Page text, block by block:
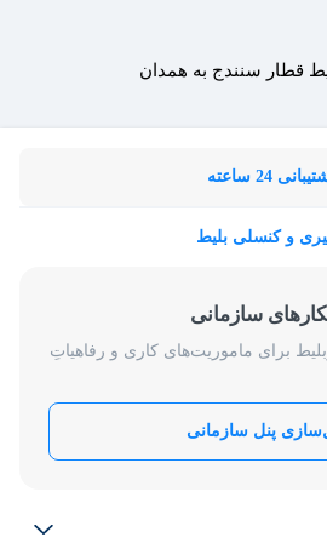
قطار سنندج به همدان
24 ساعته
و کنسلی بلیط
سازمانی
برای ماموریت‌های کاری و رفاهیاتِ
پنل سازمانی